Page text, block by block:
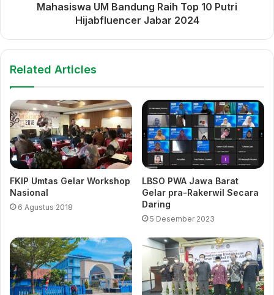
Kader ‘Aisyiyah Mendapat
MPK PP ‘Aisyiyah
MPK PW Aisyiyah Siapkan
Visioner, dan
MPK PW ‘Aisyiyah Jawa
Barat Ikuti BA Nasional dan
ToT BA
interlude MPK Aisyiyah PWA Jabar
muhammadiyah jawa barat
tadarus Ideologi Muhammadiyah
Mahasiswa UM Bandung Raih Top 10 Putri
Hijabfluencer Jabar 2024
Related Articles
FKIP Umtas Gelar Workshop
Nasional
6 Agustus 2018
LBSO PWA Jawa Barat
Gelar pra-Rakerwil Secara
Daring
5 Desember 2023